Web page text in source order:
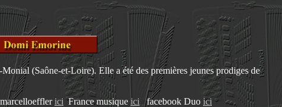
(Saône-et-Loire). Elle a été des premières jeunes prodiges de
ici France musique ici facebook Duo ici